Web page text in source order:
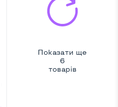
Показати ще
6
товарів